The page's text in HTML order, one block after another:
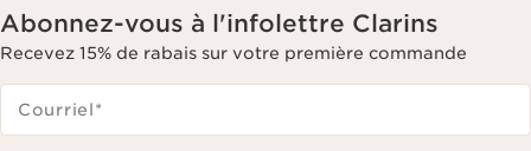
Abonnez-vous à l'infolettre Clarins
Recevez 15% de rabais sur votre première commande
Courriel*